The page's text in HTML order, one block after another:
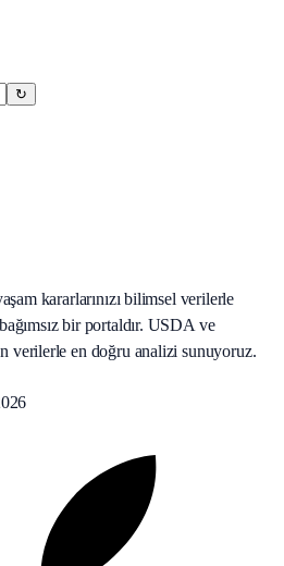
↻
kararlarınızı bilimsel verilerle
bir portaldır. USDA ve
verilerle en doğru analizi sunuyoruz.